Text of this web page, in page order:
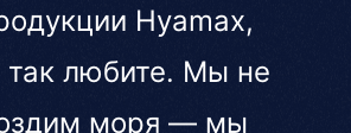
Hyamax,
так любите. Мы не
моря — мы